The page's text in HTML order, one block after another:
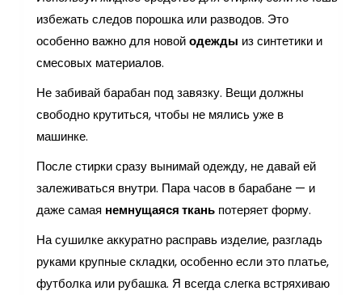
избежать следов порошка или разводов. Это
особенно важно для новойодежды из синтетики и
смесовых материалов.
Не забивай барабан под завязку. Вещи должны
свободно крутиться, чтобы не мялись уже в
машинке.
После стирки сразу вынимай одежду, не давай ей
залеживаться внутри. Пара часов в барабане — и
даже самая немнущаяся ткань потеряет форму.
На сушилке аккуратно расправь изделие, разгладь
руками крупные складки, особенно если это платье,
футболка или рубашка. Я всегда слегка встряхиваю